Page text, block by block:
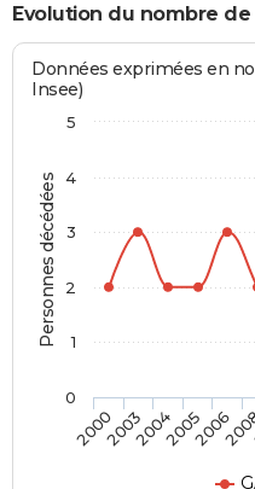
Evolution du nombre de
Personnes décédées
Données exprimées en
Insee)
20002003200420052006
0
1
2
3
4
5